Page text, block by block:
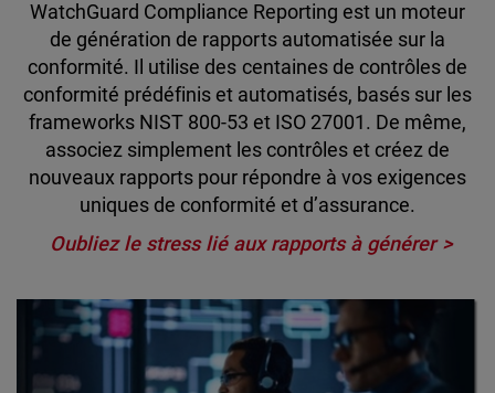
WatchGuard Compliance Reporting est un moteur
de génération de rapports automatisée sur la
conformité. Il utilise des centaines de contrôles de
conformité prédéfinis et automatisés, basés sur les
frameworks NIST 800-53 et ISO 27001. De même,
associez simplement les contrôles et créez de
nouveaux rapports pour répondre à vos exigences
uniques de conformité et d’assurance.
Oubliez le stress lié aux rapports à générer